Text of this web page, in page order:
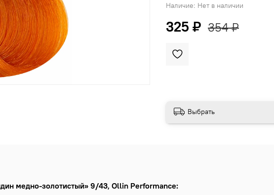
Наличие: Нет в наличии
325 ₽ 354 ₽
Выбрать
медно-золотистый» 9/43, Ollin Performance: